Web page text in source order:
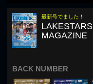
最新号でました！
LAKESTARS
MAGAZINE
BACK NUMBER